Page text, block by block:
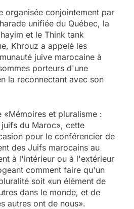
organisée conjointement par
unifiée du Québec, la
et le Think tank
Khrouz a appelé les
juive marocaine à
porteurs d'une
la reconnectant avec son
«Mémoires et pluralisme :
du Maroc», cette
pour le conférencier de
des Juifs marocains au
à l'intérieur ou à l'extérieur
comment faire qu'un
soit «un élément de
dans le monde, et de
autres ont de nous».